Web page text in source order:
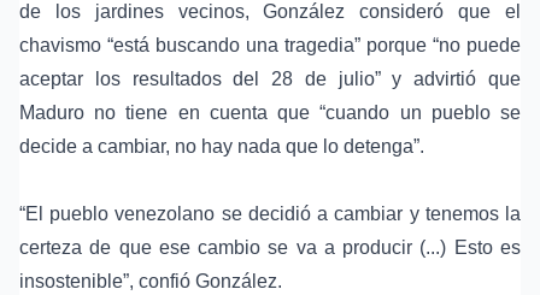
de los jardines vecinos, González consideró que el
chavismo “está buscando una tragedia” porque “no puede
aceptar los resultados del 28 de julio” y advirtió que
Maduro no tiene en cuenta que “cuando un pueblo se
decide a cambiar, no hay nada que lo detenga”.
“El pueblo venezolano se decidió a cambiar y tenemos la
certeza de que ese cambio se va a producir (...) Esto es
insostenible”, confió González.